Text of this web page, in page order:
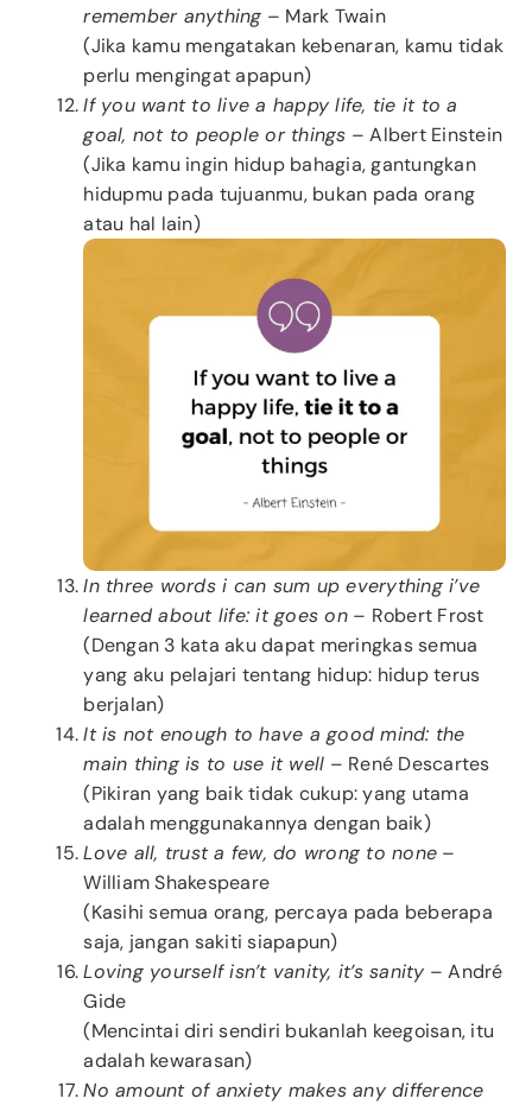
remember anything – Mark Twain
(Jika kamu mengatakan kebenaran, kamu tidak
perlu mengingat apapun)
If you want to live a happy life, tie it to a
goal, not to people or things – Albert Einstein
(Jika kamu ingin hidup bahagia, gantungkan
hidupmu pada tujuanmu, bukan pada orang
atau hal lain)
In three words i can sum up everything i’ve
learned about life: it goes on– Robert Frost
(Dengan 3 kata aku dapat meringkas semua
yang aku pelajari tentang hidup: hidup terus
berjalan)
It is not enough to have a good mind: the
main thing is to use it well – René Descartes
(Pikiran yang baik tidak cukup: yang utama
adalah menggunakannya dengan baik)
Love all, trust a few, do wrong to none –
William Shakespeare
(Kasihi semua orang, percaya pada beberapa
saja, jangan sakiti siapapun)
Loving yourself isn’t vanity, it’s sanity – André
Gide
(Mencintai diri sendiri bukanlah keegoisan, itu
adalah kewarasan)
No amount of anxiety makes any difference